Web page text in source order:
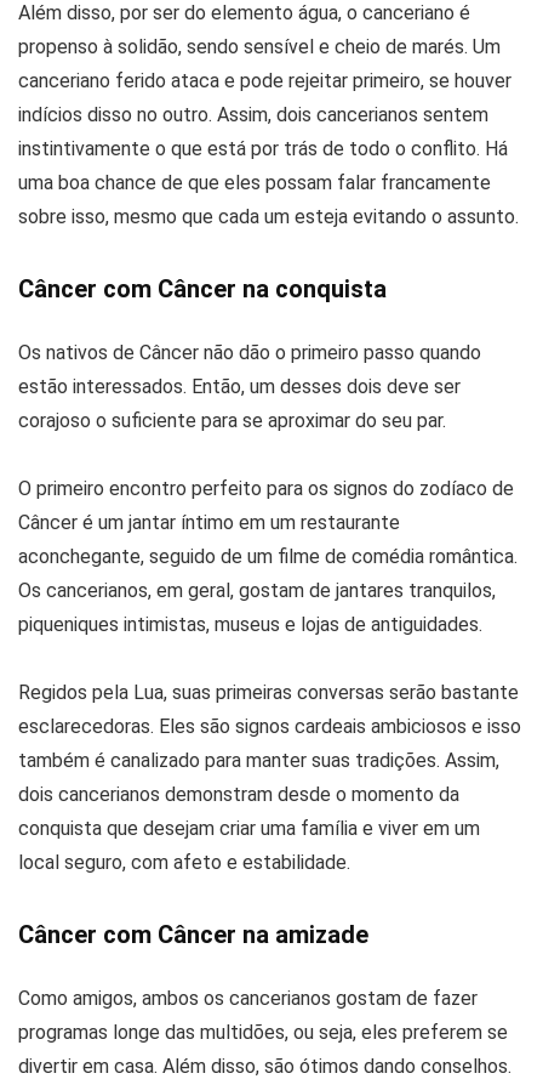
Além disso, por ser do elemento água, o canceriano é
propenso à solidão, sendo sensível e cheio de marés. Um
canceriano ferido ataca e pode rejeitar primeiro, se houver
indícios disso no outro. Assim, dois cancerianos sentem
instintivamente o que está por trás de todo o conflito. Há
uma boa chance de que eles possam falar francamente
sobre isso, mesmo que cada um esteja evitando o assunto.
Câncer com Câncer na conquista
Os nativos de Câncer não dão o primeiro passo quando
estão interessados. Então, um desses dois deve ser
corajoso o suficiente para se aproximar do seu par.
O primeiro encontro perfeito para os signos do zodíaco de
Câncer é um jantar íntimo em um restaurante
aconchegante, seguido de um filme de comédia romântica.
Os cancerianos, em geral, gostam de jantares tranquilos,
piqueniques intimistas, museus e lojas de antiguidades.
Regidos pela Lua, suas primeiras conversas serão bastante
esclarecedoras. Eles são signos cardeais ambiciosos e isso
também é canalizado para manter suas tradições. Assim,
dois cancerianos demonstram desde o momento da
conquista que desejam criar uma família e viver em um
local seguro, com afeto e estabilidade.
Câncer com Câncer na amizade
Como amigos, ambos os cancerianos gostam de fazer
programas longe das multidões, ou seja, eles preferem se
divertir em casa. Além disso, são ótimos dando conselhos.